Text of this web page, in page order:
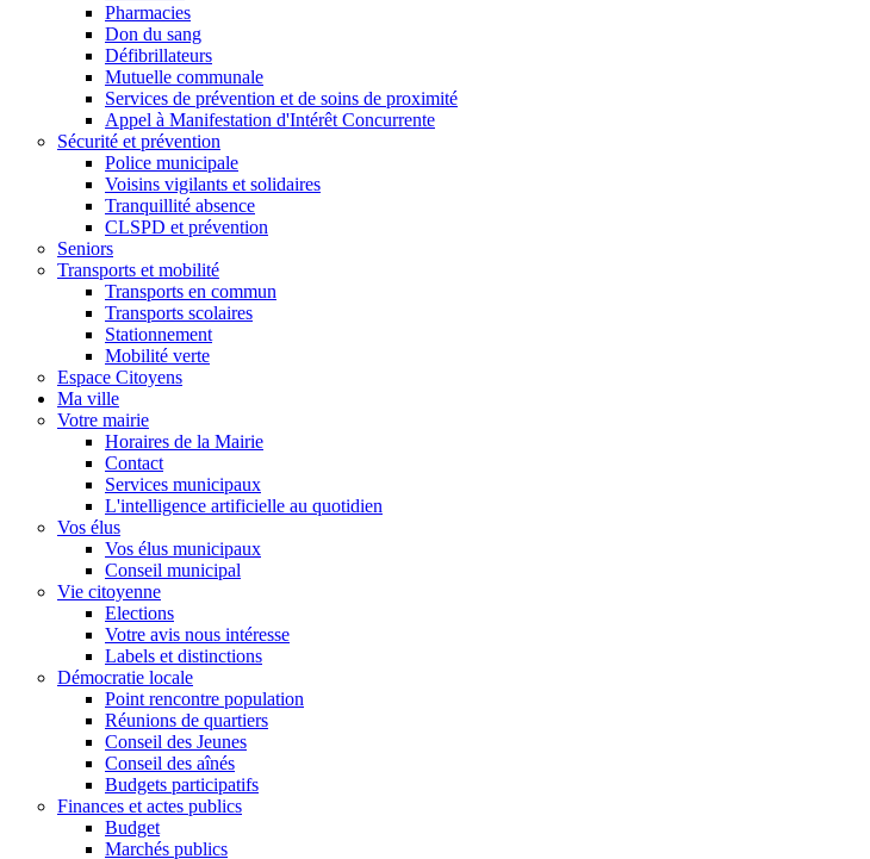
Pharmacies
Don du sang
Défibrillateurs
Mutuelle communale
Services de prévention et de soins de proximité
Appel à Manifestation d'Intérêt Concurrente
Sécurité et prévention
Police municipale
Voisins vigilants et solidaires
Tranquillité absence
CLSPD et prévention
Seniors
Transports et mobilité
Transports en commun
Transports scolaires
Stationnement
Mobilité verte
Espace Citoyens
Ma ville
Votre mairie
Horaires de la Mairie
Contact
Services municipaux
L'intelligence artificielle au quotidien
Vos élus
Vos élus municipaux
Conseil municipal
Vie citoyenne
Elections
Votre avis nous intéresse
Labels et distinctions
Démocratie locale
Point rencontre population
Réunions de quartiers
Conseil des Jeunes
Conseil des aînés
Budgets participatifs
Finances et actes publics
Budget
Marchés publics